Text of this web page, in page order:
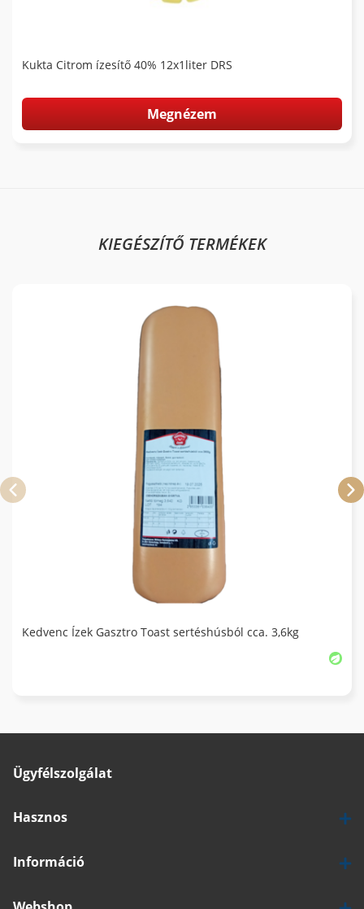
Kukta Citrom ízesítő 40% 12x1liter DRS
Megnézem
KIEGÉSZÍTŐ TERMÉKEK
Kedvenc Ízek Gasztro Toast sertéshúsból cca. 3,6kg
Ügyfélszolgálat
Hasznos
Információ